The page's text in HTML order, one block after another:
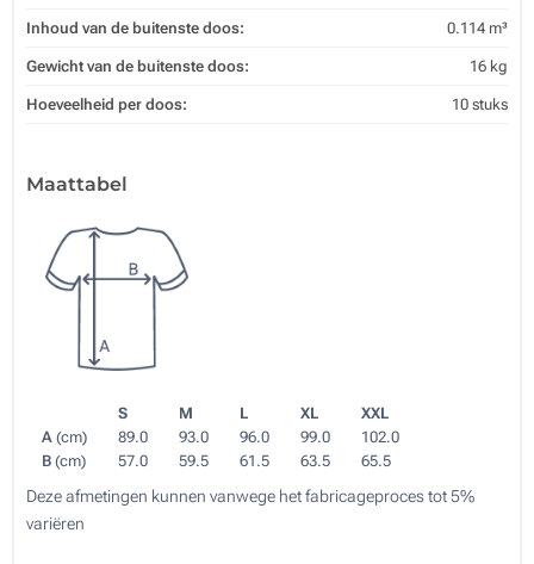
Inhoud van de buitenste doos: 0.114 m³
Gewicht van de buitenste doos: 16 kg
Hoeveelheid per doos: 10 stuks
Maattabel
S M L XL
XXL
A (cm) 89.0 93.0 96.0 99.0
102.0
B (cm) 57.0 59.5 61.5 63.5 65.5
Deze afmetingen kunnen vanwege het fabricageproces tot 5%
variëren